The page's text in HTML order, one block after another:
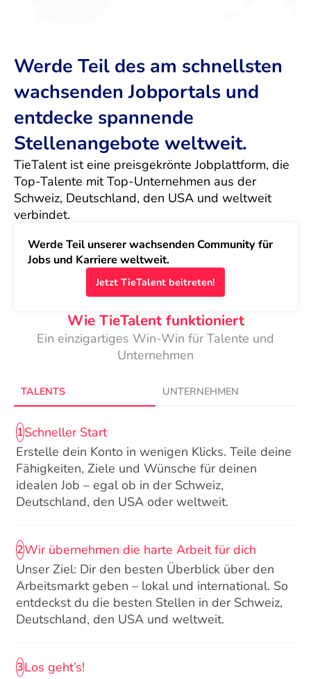
Werde Teil des am schnellsten
wachsenden Jobportals und
entdecke spannende
Stellenangebote weltweit.
TieTalent ist eine preisgekrönte Jobplattform, die
Top-Talente mit Top-Unternehmen aus der
Schweiz, Deutschland, den USA und weltweit
verbindet.
Werde Teil unserer wachsenden Community für
Jobs und Karriere weltweit.
Jetzt TieTalent beitreten!
Wie TieTalent funktioniert
Ein einzigartiges Win-Win für Talente und
Unternehmen
TALENTS UNTERNEHMEN
1Schneller Start
Erstelle dein Konto in wenigen Klicks. Teile deine
Fähigkeiten, Ziele und Wünsche für deinen
idealen Job – egal ob in der Schweiz,
Deutschland, den USA oder weltweit.
2Wir übernehmen die harte Arbeit für dich
Unser Ziel: Dir den besten Überblick über den
Arbeitsmarkt geben – lokal und international. So
entdeckst du die besten Stellen in der Schweiz,
Deutschland, den USA und weltweit.
3Los geht’s!